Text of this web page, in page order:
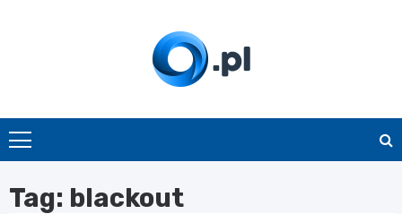
O.pl
Tag: blackout